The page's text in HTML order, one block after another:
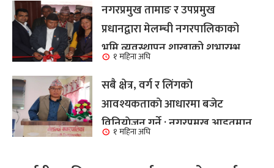
नगरप्रमुख तामाङ र उपप्रमुख
प्रधानद्वारा मेलम्ची नगरपालिकाको
भूमि व्यवस्थापन शाखाको शुभारम्भ
कार्य सम्पन्न
१ महिना अघि
सबै क्षेत्र, वर्ग र लिंगकाे
आवश्यकताकाे आधारमा बजेट
विनियाेजन गर्ने : नगरप्रमुख आइतमान
तामाङ
१ महिना अघि